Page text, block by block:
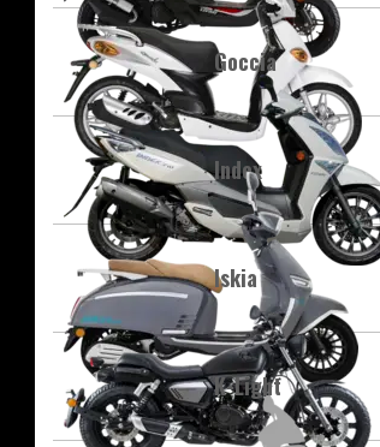
Goccia
Index
Iskia
K-Light